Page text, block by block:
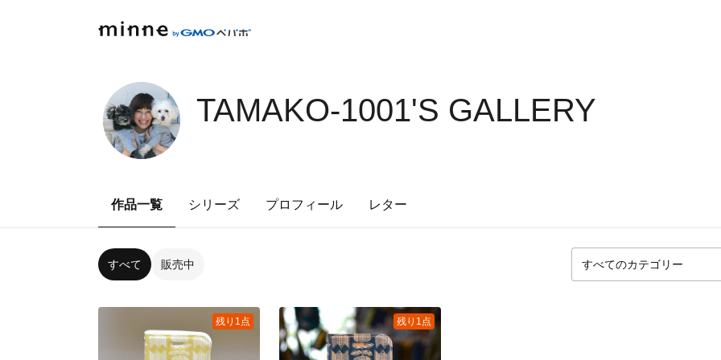
TAMAKO-1001'S GALLERY
作品一覧 シリーズ プロフィール レター
すべて 販売中
残り1点 残り1点